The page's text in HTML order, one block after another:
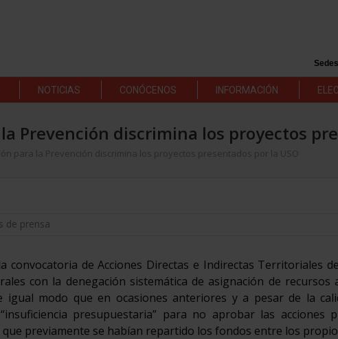
Sedes
NOTICIAS CONÓCENOS INFORMACIÓN
Prevención discrimina los proyectos
para la Prevención discrimina los proyectos presentados por la USO
de prensa
convocatoria de Acciones Directas e Indirectas Territoriales
con la denegación sistemática de asignación de
igual modo que en ocasiones anteriores y a pesar de la
presupuestaria” para no aprobar las acciones
que previamente se habían repartido los fondos entre los